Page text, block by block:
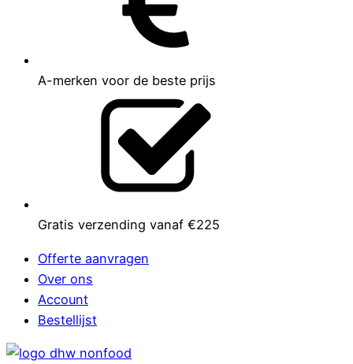
A-merken voor de beste prijs
Gratis verzending vanaf €225
Offerte aanvragen
Over ons
Account
Bestellijst